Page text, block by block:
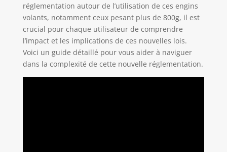
réglementation autour de l’utilisation de ces engins
volants, notamment ceux pesant plus de 800g, il est
crucial pour chaque utilisateur de comprendre
l’impact et les implications de ces nouvelles lois.
Voici un guide détaillé pour vous aider à naviguer
dans la complexité de cette nouvelle réglementation.